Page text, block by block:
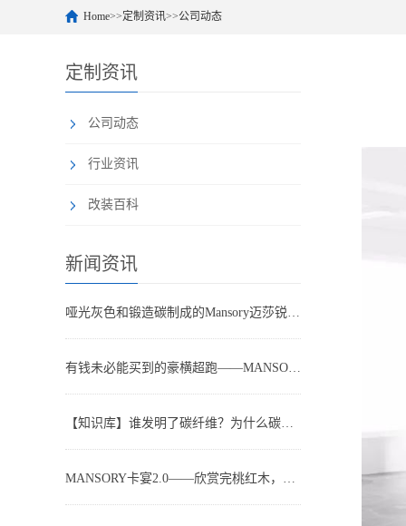
Home>>定制资讯>>公司动态
定制资讯
公司动态
行业资讯
改装百科
新闻资讯
哑光灰色和锻造碳制成的Mansory迈莎锐史泰龙812(图文)
有钱未必能买到的豪横超跑——MANSORY定制AMG S63 coupe马力突破1000PS
【知识库】谁发明了碳纤维？为什么碳纤维越来越广泛的被运用汽车领域？
MANSORY卡宴2.0——欣赏完桃红木，再看看带来“青春记忆”的热情橙